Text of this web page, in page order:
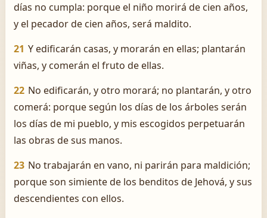
días no cumpla: porque el niño morirá de cien años,
y el pecador de cien años, será maldito.
21 Y edificarán casas, y morarán en ellas; plantarán
viñas, y comerán el fruto de ellas.
22 No edificarán, y otro morará; no plantarán, y otro
comerá: porque según los días de los árboles serán
los días de mi pueblo, y mis escogidos perpetuarán
las obras de sus manos.
23 No trabajarán en vano, ni parirán para maldición;
porque son simiente de los benditos de Jehová, y sus
descendientes con ellos.